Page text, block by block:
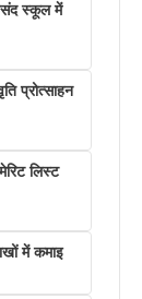
स्कूल में
प्रोत्साहन
लिस्ट
में कमाइ